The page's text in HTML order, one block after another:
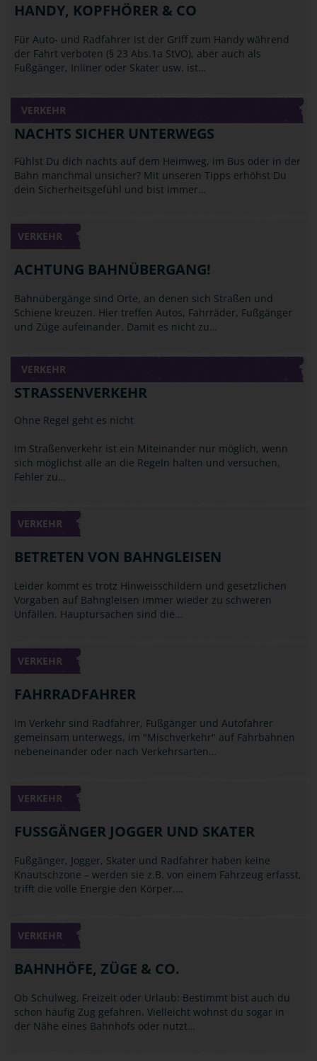
HANDY, KOPFHÖRER & CO
Für Auto- und Radfahrer ist der Griff zum Handy während
der Fahrt verboten (§ 23 Abs.1a StVO), aber auch als
Fußgänger, Inliner oder Skater usw. ist…
VERKEHR
NACHTS SICHER UNTERWEGS
Fühlst Du dich nachts auf dem Heimweg, im Bus oder in der
Bahn manchmal unsicher? Mit unseren Tipps erhöhst Du
dein Sicherheitsgefühl und bist immer…
VERKEHR
ACHTUNG BAHNÜBERGANG!
Bahnübergänge sind Orte, an denen sich Straßen und
Schiene kreuzen. Hier treffen Autos, Fahrräder, Fußgänger
und Züge aufeinander. Damit es nicht zu…
VERKEHR
STRASSENVERKEHR
Ohne Regel geht es nicht
Im Straßenverkehr ist ein Miteinander nur möglich, wenn
sich möglichst alle an die Regeln halten und versuchen,
Fehler zu…
VERKEHR
BETRETEN VON BAHNGLEISEN
Leider kommt es trotz Hinweisschildern und gesetzlichen
Vorgaben auf Bahngleisen immer wieder zu schweren
Unfällen. Hauptursachen sind die…
VERKEHR
FAHRRADFAHRER
Im Verkehr sind Radfahrer, Fußgänger und Autofahrer
gemeinsam unterwegs, im "Mischverkehr" auf Fahrbahnen
nebeneinander oder nach Verkehrsarten…
VERKEHR
FUSSGÄNGER JOGGER UND SKATER
Fußgänger, Jogger, Skater und Radfahrer haben keine
Knautschzone – werden sie z.B. von einem Fahrzeug erfasst,
trifft die volle Energie den Körper.…
VERKEHR
BAHNHÖFE, ZÜGE & CO.
Ob Schulweg, Freizeit oder Urlaub: Bestimmt bist auch du
schon häufig Zug gefahren. Vielleicht wohnst du sogar in
der Nähe eines Bahnhofs oder nutzt…